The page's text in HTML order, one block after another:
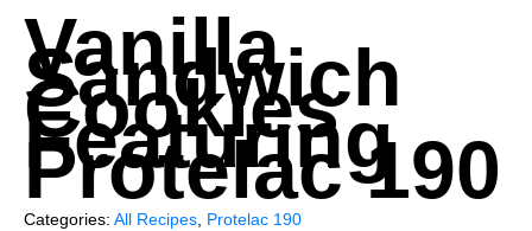
Vanilla
Sandwich
Cookies
Featuring
Protelac 190
Categories: All Recipes, Protelac 190